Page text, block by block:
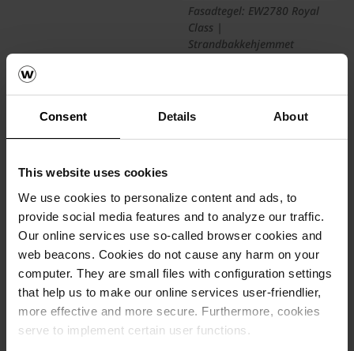
Consent Details About
This website uses cookies
We use cookies to personalize content and ads, to
provide social media features and to analyze our traffic.
Our online services use so-called browser cookies and
web beacons. Cookies do not cause any harm on your
computer. They are small files with configuration settings
that help us to make our online services user-friendlier,
more effective and more secure. Furthermore, cookies
serve to implement certain user functions.
Fasadtegel: EW2780 Royal
Class |
Strandbakkehjemmet
Byggnad designad med
livskvalitet i åtanke
utformandet av Strandbakkehuset. Påderas hemsida
skriver de hur ett hospice måste omfamna livet för de unga
personerna som befinner sig i en utsatt situation, och att
liv, lek och lindring därför är väsentliga värden för hospicet.
Även placeringen av Strandbakkehuset spelar en roll i att
skapa den rätta atmosfären. Hospicet ligger i en sluttning,
och erbjuder grönska och natur precis utanför fönstren.
Genom att välja att klä fasaderna i fasadteglet EW2780